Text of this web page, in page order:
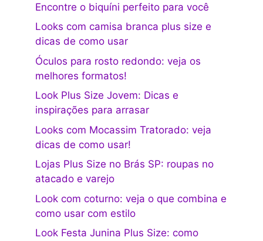
Encontre o biquíni perfeito para você
Looks com camisa branca plus size e
dicas de como usar
Óculos para rosto redondo: veja os
melhores formatos!
Look Plus Size Jovem: Dicas e
inspirações para arrasar
Looks com Mocassim Tratorado: veja
dicas de como usar!
Lojas Plus Size no Brás SP: roupas no
atacado e varejo
Look com coturno: veja o que combina e
como usar com estilo
Look Festa Junina Plus Size: como